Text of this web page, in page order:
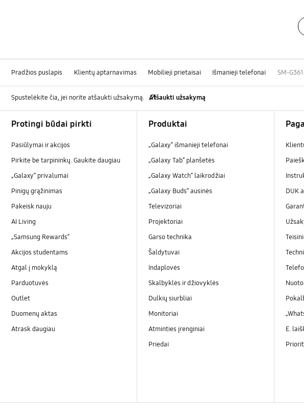
Pradžios puslapis Klientų aptarnavimas Mobilieji prietaisai Išmanieji telefonai SM-
Spustelėkite čia, jei norite atšaukti užsakymą. Atšaukti užsakymą
Protingi būdai pirkti
Pasiūlymai ir akcijos
Pirkite be tarpininkų. Gaukite daugiau
„Galaxy“ privalumai
Pinigų grąžinimas
Pakeisk nauju
AI Living
„Samsung Rewards“
Akcijos studentams
Atgal į mokyklą
Parduotuvės
Outlet
Duomenų aktas
Atrask daugiau
Produktai
„Galaxy“ išmanieji telefonai
„Galaxy Tab“ planšetės
„Galaxy Watch“ laikrodžiai
„Galaxy Buds“ ausinės
Televizoriai
Projektoriai
Garso technika
Šaldytuvai
Indaplovės
Skalbyklės ir džiovyklės
Dulkių siurbliai
Monitoriai
Atminties įrenginiai
Priedai
DUK
E.